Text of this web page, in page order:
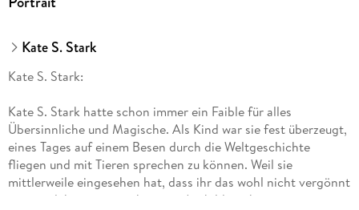
Kate S. Stark
Kate S. Stark:
Kate S. Stark hatte schon immer ein Faible für alles
Übersinnliche und Magische. Als Kind war sie fest überzeugt,
eines Tages auf einem Besen durch die Weltgeschichte
fliegen und mit Tieren sprechen zu können. Weil sie
mittlerweile eingesehen hat, dass ihr das wohl nicht vergönnt
sein wird, hat sie zunächst eine Ausbildung bei einem